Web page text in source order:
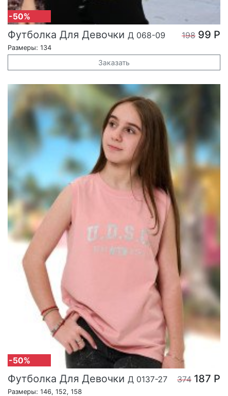
-50%
Футболка Для Девочки Д 068-09 198 99 Р
Размеры: 134
Заказать
-50%
Футболка Для Девочки Д 0137-27 374 187 Р
Размеры: 146, 152, 158